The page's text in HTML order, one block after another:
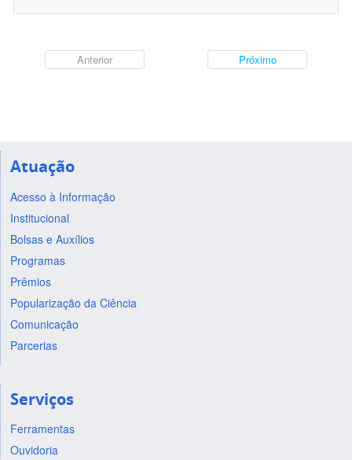
Anterior Próximo
Atuação
Acesso à Informação
Institucional
Bolsas e Auxílios
Programas
Prêmios
Popularização da Ciência
Comunicação
Parcerias
Serviços
Ferramentas
Ouvidoria